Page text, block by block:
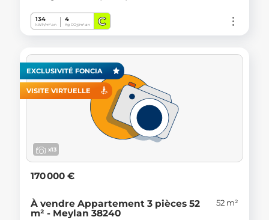
134
kWh/m².an
4
Kg CO2/m².an C
EXCLUSIVITÉ FONCIA
VISITE VIRTUELLE
x13
170 000 €
À vendre Appartement 3 pièces 52
m² - Meylan 38240
52 m²